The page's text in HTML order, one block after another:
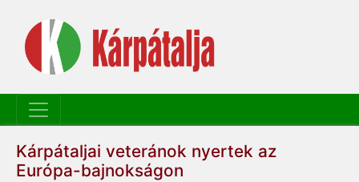
Kárpátaljai veteránok nyertek az
Európa-bajnokságon